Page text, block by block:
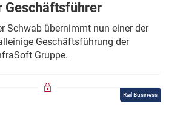
Geschäftsführer
Schwab übernimmt nun einer der
Geschäftsführung der
Gruppe.
Rail Business